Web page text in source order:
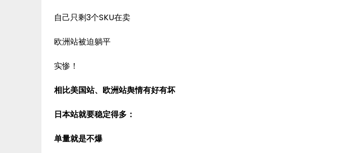
自己只剩3个SKU在卖
欧洲站被迫躺平
实惨！
相比美国站、欧洲站舆情有好有坏
日本站就要稳定得多：
单量就是不爆